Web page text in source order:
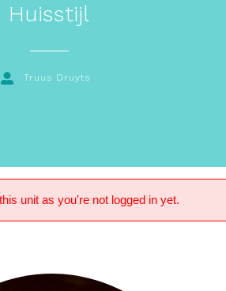
Huisstijl
Truus Druyts
unit as you're not logged in yet.